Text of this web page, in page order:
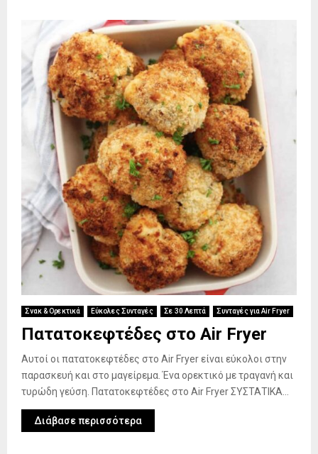
Σνακ & Ορεκτικά Εύκολες Συνταγές Σε 30 Λεπτά Συνταγές για Air Fryer
Πατατοκεφτέδες στο Air Fryer
Αυτοί οι πατατοκεφτέδες στο Air Fryer είναι εύκολοι στην
παρασκευή και στο μαγείρεμα. Ένα ορεκτικό με τραγανή και
τυρώδη γεύση. Πατατοκεφτέδες στο Air Fryer ΣΥΣΤΑΤΙΚΑ...
Διάβασε περισσότερα